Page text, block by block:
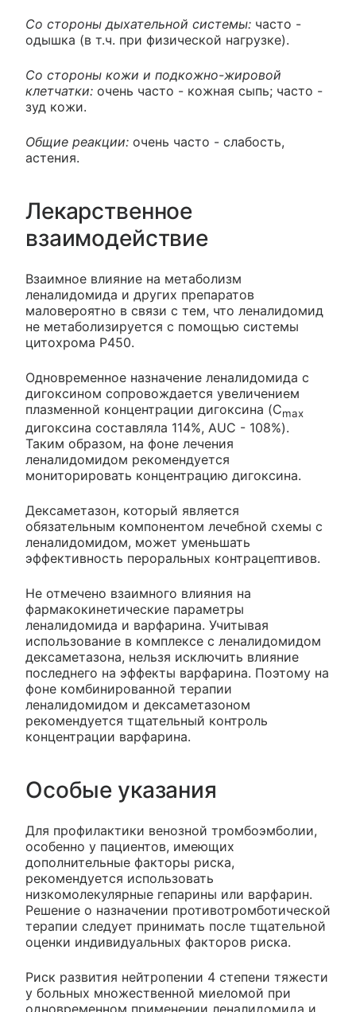
Со стороны дыхательной системы: часто -
одышка (в т.ч. при физической нагрузке).
Со стороны кожи и подкожно-жировой
клетчатки: очень часто - кожная сыпь; часто -
зуд кожи.
Общие реакции: очень часто - слабость,
астения.
Лекарственное
взаимодействие
Взаимное влияние на метаболизм
леналидомида и других препаратов
маловероятно в связи с тем, что леналидомид
не метаболизируется с помощью системы
цитохрома Р450.
Одновременное назначение леналидомида с
дигоксином сопровождается увеличением
плазменной концентрации дигоксина (Cmax
дигоксина составляла 114%, AUC - 108%).
Таким образом, на фоне лечения
леналидомидом рекомендуется
мониторировать концентрацию дигоксина.
Дексаметазон, который является
обязательным компонентом лечебной схемы с
леналидомидом, может уменьшать
эффективность пероральных контрацептивов.
Не отмечено взаимного влияния на
фармакокинетические параметры
леналидомида и варфарина. Учитывая
использование в комплексе с леналидомидом
дексаметазона, нельзя исключить влияние
последнего на эффекты варфарина. Поэтому на
фоне комбинированной терапии
леналидомидом и дексаметазоном
рекомендуется тщательный контроль
концентрации варфарина.
Особые указания
Для профилактики венозной тромбоэмболии,
особенно у пациентов, имеющих
дополнительные факторы риска,
рекомендуется использовать
низкомолекулярные гепарины или варфарин.
Решение о назначении противотромботической
терапии следует принимать после тщательной
оценки индивидуальных факторов риска.
Риск развития нейтропении 4 степени тяжести
у больных множественной миеломой при